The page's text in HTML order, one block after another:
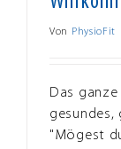
Von PhysioFit
Das
gesundes,
"Mögest